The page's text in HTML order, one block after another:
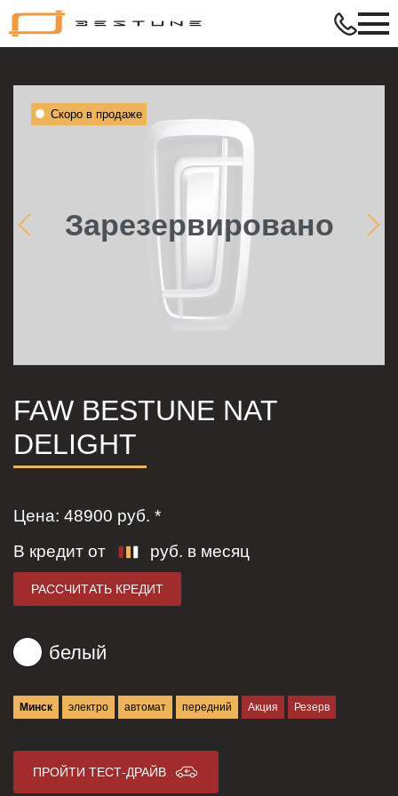
ритме
жизни
Скоро в продаже
Зарезервировано
FAW BESTUNE NAT
DELIGHT
Цена: 48900 руб. *
В кредит от
руб. в месяц
РАССЧИТАТЬ КРЕДИТ
белый
Минск электро автомат передний Акция Резерв
ПРОЙТИ ТЕСТ-ДРАЙВ